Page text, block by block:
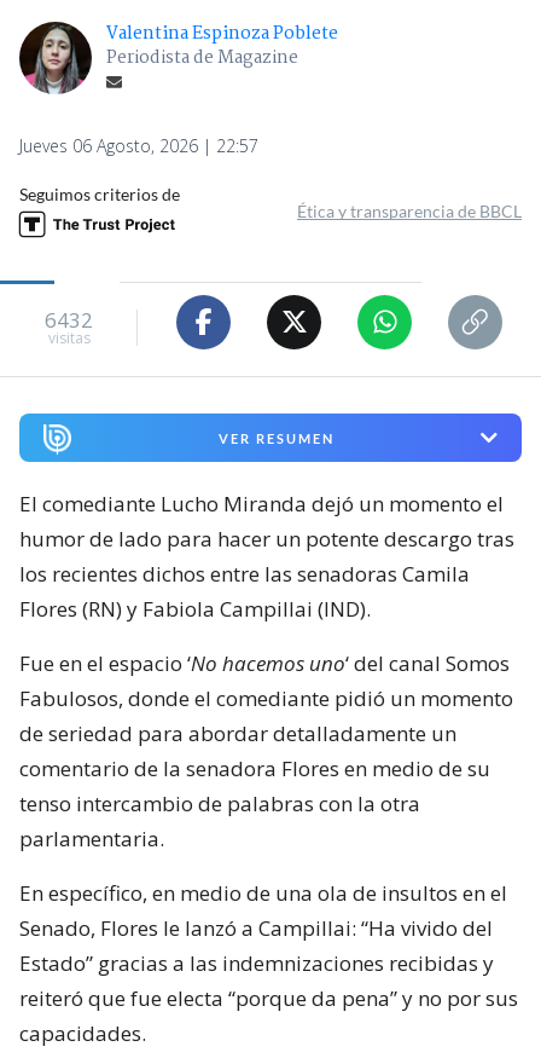
Valentina Espinoza Poblete
Periodista de Magazine
Jueves 06 Agosto, 2026 | 22:57
Seguimos criterios de
Ética y transparencia de BBCL
6432
visitas
VER RESUMEN
El comediante Lucho Miranda dejó un momento el
humor de lado para hacer un potente descargo tras
los recientes dichos entre las senadoras Camila
Flores (RN) y Fabiola Campillai (IND).
Fue en el espacio ‘No hacemos uno‘ del canal Somos
Fabulosos, donde el comediante pidió un momento
de seriedad para abordar detalladamente un
comentario de la senadora Flores en medio de su
tenso intercambio de palabras con la otra
parlamentaria.
En específico, en medio de una ola de insultos en el
Senado, Flores le lanzó a Campillai: “Ha vivido del
Estado” gracias a las indemnizaciones recibidas y
reiteró que fue electa “porque da pena” y no por sus
capacidades.